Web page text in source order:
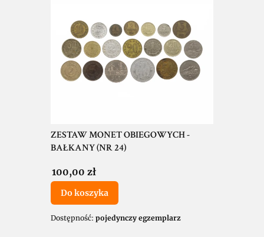
ZESTAW MONET OBIEGOWYCH -
BAŁKANY (NR 24)
Cena
100,00 zł
Do koszyka
Dostępność: pojedynczy egzemplarz